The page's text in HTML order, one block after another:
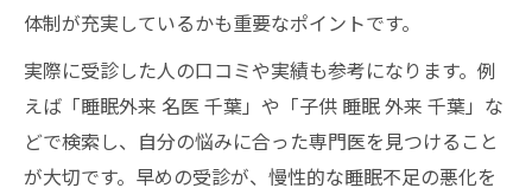
体制が充実しているかも重要なポイントです。
実際に受診した人の口コミや実績も参考になります。例
えば「睡眠外来 名医 千葉」や「子供 睡眠 外来 千葉」な
どで検索し、自分の悩みに合った専門医を見つけること
が大切です。早めの受診が、慢性的な睡眠不足の悪化を